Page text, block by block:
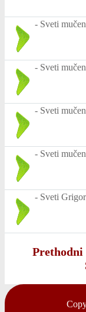
- Sveti
- Sveti
- Sveti
- Sveti
- Sveti
Prethodni